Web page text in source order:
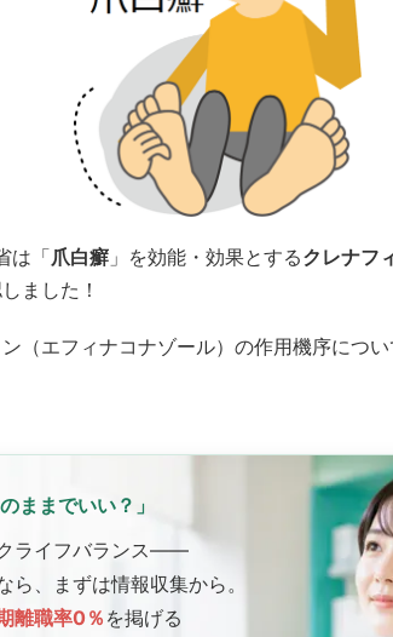
は「爪白癬 」を効能・効果とするクレナフ
ました！
（エフィナコナゾール）の作用機序につい
ままでいい？」
ライフバランス——
ら、まずは情報収集から。
離職率0％ を掲げる